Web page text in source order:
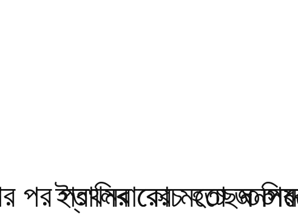
পর প্রথমবারের মতো
ইতালির কোচ হচ্ছেন৩০